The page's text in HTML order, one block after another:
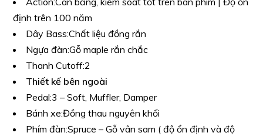
định trên 100 năm
Dây Bass:Chất liệu đồng rắn
Ngựa đàn:Gỗ maple rắn chắc
Thanh Cutoff:2
Thiết kế bên ngoài
Pedal:3 – Soft, Muffler, Damper
Bánh xe:Đồng thau nguyên khối
Phím đàn:Spruce – Gỗ vân sam ( độ ổn định và độ